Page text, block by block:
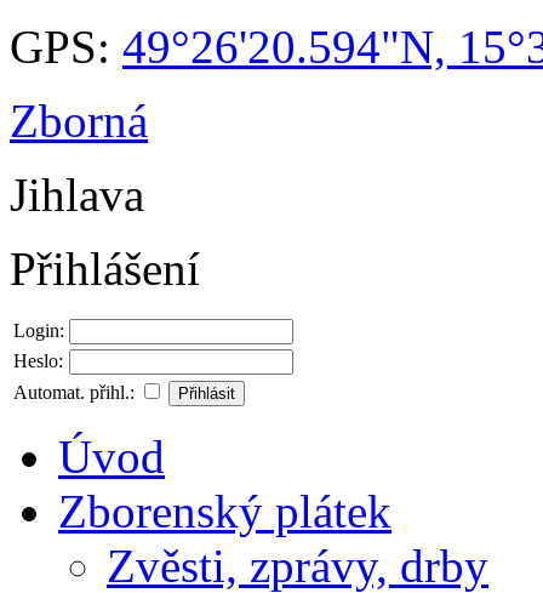
GPS: 49°26'20.594"N,
Zborná
Jihlava
Přihlášení
Login:
Heslo:
Automat. přihl.:
Úvod
Zborenský plátek
Zvěsti, zprávy, drby